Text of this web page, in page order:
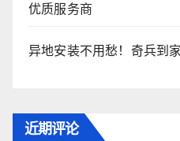
优质服务商
异地安装不用愁！奇兵到
近期评论